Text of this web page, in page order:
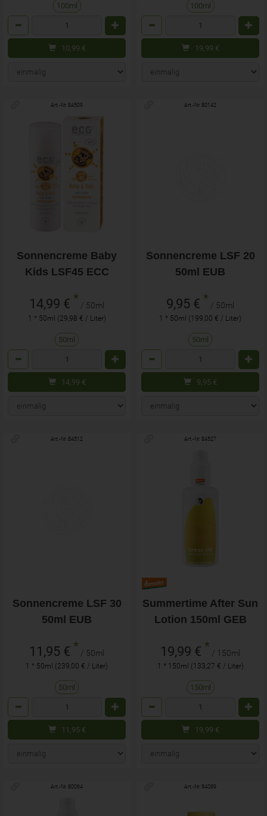
100ml
10,99 €
100ml
19,99 €
Art.-Nr. 84509
Sonnencreme Baby
Kids LSF45 ECC
14,99 € * / 50ml
1 * 50ml (29,98 € / Liter)
50ml
14,99 €
Art.-Nr. 80142
Sonnencreme LSF 20
50ml EUB
9,95 € * / 50ml
1 * 50ml (199,00 € / Liter)
50ml
9,95 €
Art.-Nr. 84512
Sonnencreme LSF 30
50ml EUB
11,95 € * / 50ml
1 * 50ml (239,00 € / Liter)
50ml
11,95 €
Art.-Nr. 84527
Summertime After Sun
Lotion 150ml GEB
19,99 € * / 150ml
1 * 150ml (133,27 € / Liter)
150ml
19,99 €
Art.-Nr. 80064 Art.-Nr. 94089